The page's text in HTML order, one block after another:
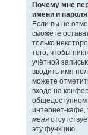
Почему мне
имени и
Если вы не
сможете
только
того, чтобы
учётной
вводить имя
можете
входе на
общедоступном
интернет-кафе,
меня
эту функцию.